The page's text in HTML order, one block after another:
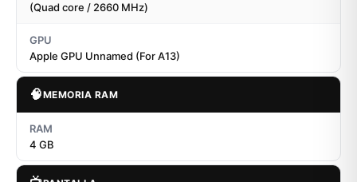
(Quad core / 2660 MHz)
GPU
Apple GPU Unnamed (For A13)
🧠MEMORIA RAM
RAM
4 GB